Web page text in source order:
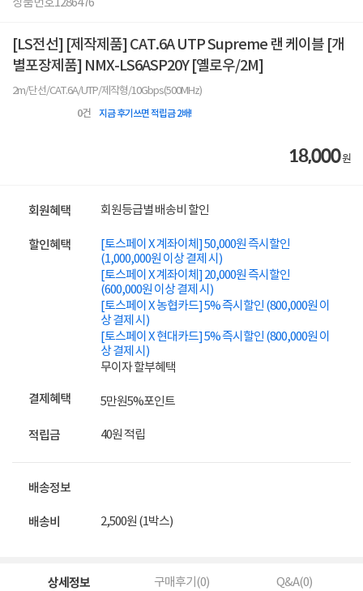
상품번호1286476
[LS전선] [제작제품] CAT.6A UTP Supreme 랜 케이블 [개
별포장제품] NMX-LS6ASP20Y [옐로우/2M]
2m/단선/CAT.6A/UTP/제작형/10Gbps(500MHz)
0건 지금 후기쓰면 적립금 2배!
18,000원
회원혜택 회원등급별 배송비 할인
할인혜택
[토스페이 X 계좌이체] 50,000원 즉시할인
(1,000,000원 이상 결제 시)
[토스페이 X 계좌이체] 20,000원 즉시할인
(600,000원 이상 결제 시)
[토스페이 X 농협카드] 5% 즉시할인 (800,000원 이
상 결제 시)
[토스페이 X 현대카드] 5% 즉시할인 (800,000원 이
상 결제 시)
무이자 할부혜택
결제혜택 5만원5%포인트
적립금 40원 적립
배송정보
배송비 2,500원 (1박스)
상세정보 구매후기(0) Q&A(0)